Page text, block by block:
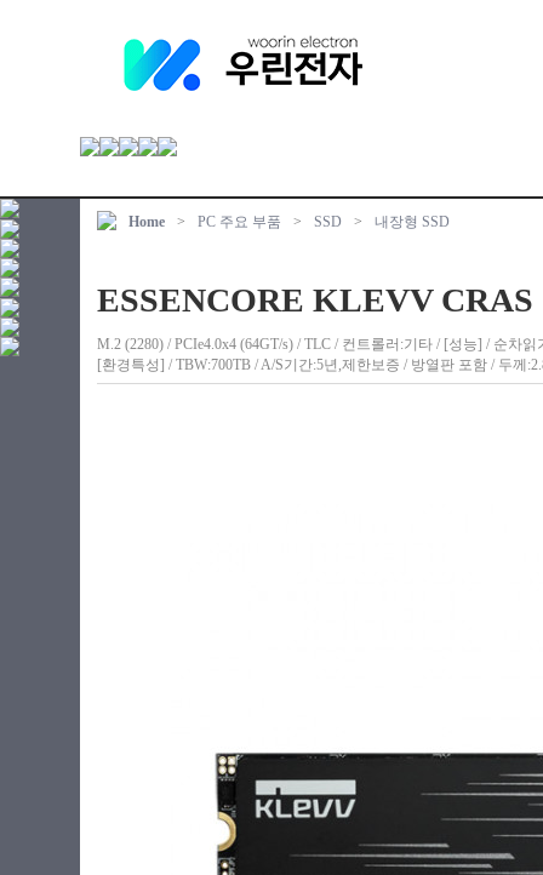
Home > PC 주요 부품 > SSD > 내장형 SSD
ESSENCORE KLEVV
M.2 (2280) / PCIe4.0x4 (64GT/s) / TLC / 컨트롤러:기타 / [성능] / 순차
[환경특성] / TBW:700TB / A/S기간:5년,제한보증 / 방열판 포함 / 두께